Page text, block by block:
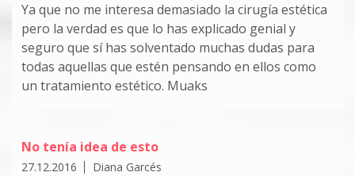
Ya que no me interesa demasiado la cirugía estética
pero la verdad es que lo has explicado genial y
seguro que sí has solventado muchas dudas para
todas aquellas que estén pensando en ellos como
un tratamiento estético. Muaks
No tenía idea de esto
27.12.2016 Diana Garcés